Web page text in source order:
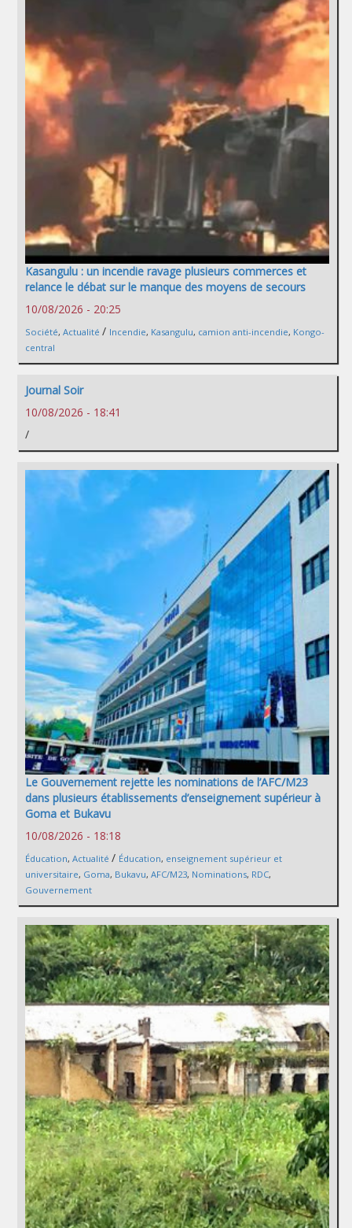
Kasangulu : un incendie ravage plusieurs commerces et
relance le débat sur le manque des moyens de secours
10/08/2026 - 20:25
Société, Actualité / Incendie, Kasangulu, camion anti-incendie, Kongo-
central
Journal Soir
10/08/2026 - 18:41
/
Le Gouvernement rejette les nominations de l’AFC/M23
dans plusieurs établissements d’enseignement supérieur à
Goma et Bukavu
10/08/2026 - 18:18
Éducation, Actualité / Éducation, enseignement supérieur et
universitaire, Goma, Bukavu, AFC/M23, Nominations, RDC,
Gouvernement